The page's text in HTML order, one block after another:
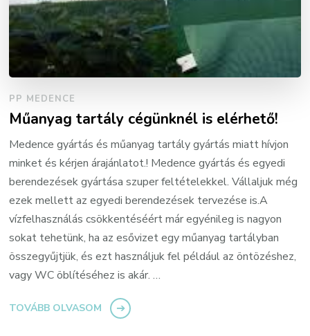
PP MEDENCE
Műanyag tartály cégünknél is elérhető!
Medence gyártás és műanyag tartály gyártás miatt hívjon
minket és kérjen árajánlatot.! Medence gyártás és egyedi
berendezések gyártása szuper feltételekkel. Vállaljuk még
ezek mellett az egyedi berendezések tervezése is.A
vízfelhasználás csökkentéséért már egyénileg is nagyon
sokat tehetünk, ha az esővizet egy műanyag tartályban
összegyűjtjük, és ezt használjuk fel például az öntözéshez,
vagy WC öblítéséhez is akár. …
TOVÁBB OLVASOM